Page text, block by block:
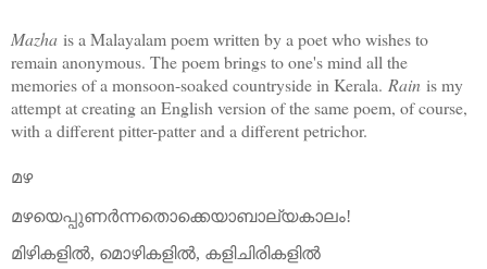
Mazha is a Malayalam poem written by a poet who wishes to
remain anonymous. The poem brings to one's mind all the
memories of a monsoon-soaked countryside in Kerala. Rain is my
attempt at creating an English version of the same poem, of course,
with a different pitter-patter and a different petrichor.
മഴ
മഴയെപ്പുണർന്നതൊക്കെയാബാല്യകാലം!
മിഴികളിൽ, മൊഴികളിൽ, കളിചിരികളിൽ